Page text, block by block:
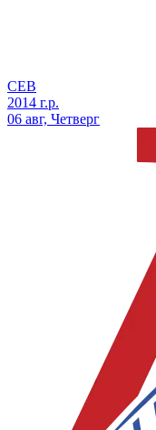
СЕВ
2014 г.р.
06 авг, Четверг